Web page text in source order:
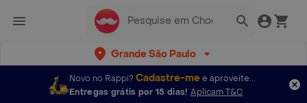
Grande São Paulo
Novo no Rappi? Cadastre-mee aproveite...
Entregas grátis por 15 dias! Aplicam T&C